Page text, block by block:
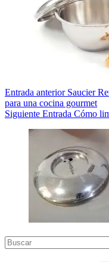
Entrada anterior Saucier
para una cocina gourmet
Siguiente Entrada Cómo